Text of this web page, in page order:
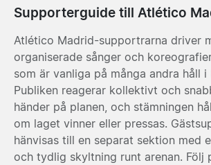
Supporterguide till Atlético
Atlético Madrid-supportrarna driver
organiserade sånger och
som är vanliga på många andra håll i
Publiken reagerar kollektivt och
händer på planen, och stämningen
om laget vinner eller pressas.
hänvisas till en separat sektion med
och tydlig skyltning runt arenan. Följ